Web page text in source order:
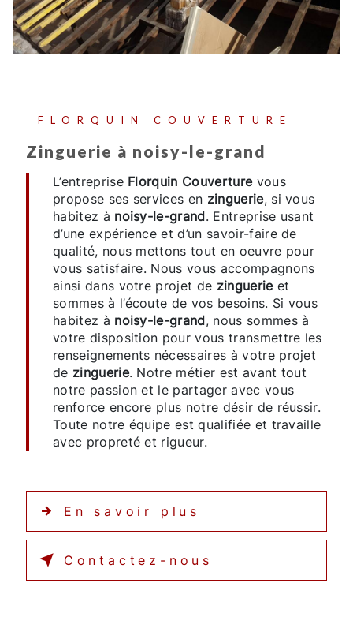
FLORQUIN COUVERTURE
zinguerie à noisy-le-grand
L’entreprise Florquin Couverturevous
propose ses services en zinguerie, si vous
habitez à noisy-le-grand. Entreprise usant
d’une expérience et d’un savoir-faire de
qualité, nous mettons tout en oeuvre pour
vous satisfaire. Nous vous accompagnons
ainsi dans votre projet de zinguerieet
sommes à l’écoute de vos besoins. Si vous
habitez à noisy-le-grand, nous sommes à
votre disposition pour vous transmettre les
renseignements nécessaires à votre projet
de zinguerie. Notre métier est avant tout
notre passion et le partager avec vous
renforce encore plus notre désir de réussir.
Toute notre équipe est qualifiée et travaille
avec propreté et rigueur.
En savoir plus
Contactez-nous